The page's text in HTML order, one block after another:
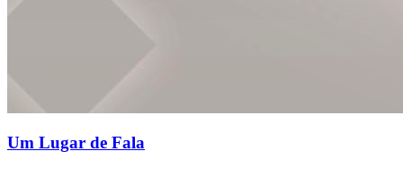
Um Lugar de Fala